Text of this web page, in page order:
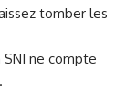
tomber les
SNI ne compte